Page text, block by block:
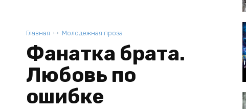
Главная Молодежная проза
Фанатка брата.
Любовь по
ошибке